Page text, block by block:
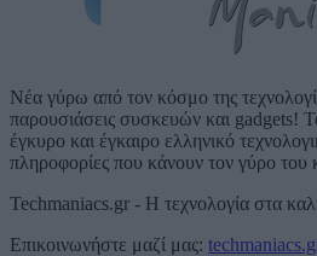
Νέα γύρω από τον κόσμο της
παρουσιάσεις συσκευών και gadgets!
έγκυρο και έγκαιρο ελληνικό
πληροφορίες που κάνουν τον γύρο του
Techmaniacs.gr - Η τεχνολογία στα
Επικοινωνήστε μαζί μας: